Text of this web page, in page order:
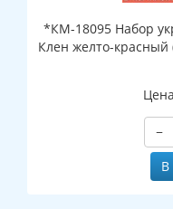
*КМ-18095 Набор
Клен желто-красный
−
В